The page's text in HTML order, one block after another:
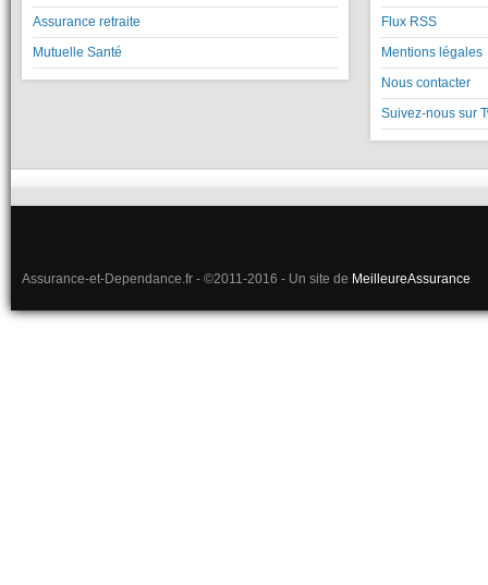
Assurance retraite
Mutuelle Santé
Flux RSS
Mentions légales
Nous contacter
Suivez-nous sur
Assurance-et-Dependance.fr - ©2011-2016 - Un site de MeilleureAssurance